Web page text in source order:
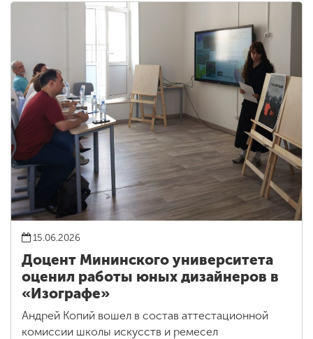
15.06.2026
Доцент Мининского университета
оценил работы юных дизайнеров в
«Изографе»
Андрей Копий вошел в состав аттестационной
комиссии школы искусств и ремесел